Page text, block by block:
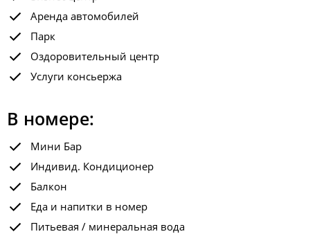
Аренда автомобилей
Парк
Оздоровительный центр
Услуги консьержа
В номере:
Мини Бар
Индивид. Кондиционер
Балкон
Еда и напитки в номер
Питьевая / минеральная вода